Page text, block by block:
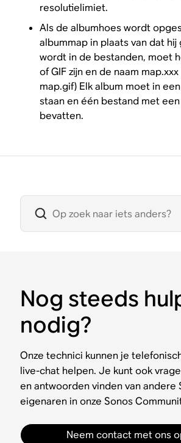
resolutielimiet.
Als de albumhoes wordt
albummap in plaats van dat
wordt in de bestanden, moet
of GIF zijn en de naam
map.gif) Elk album moet in
staan en één bestand met
bevatten.
Nog steeds
nodig?
Onze technici kunnen je
live-chat helpen. Je kunt ook
en antwoorden vinden van andere
eigenaren in onze Sonos
Neem contact met ons